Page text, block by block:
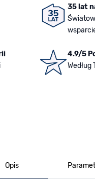
35 lat
4.9/5
Opis